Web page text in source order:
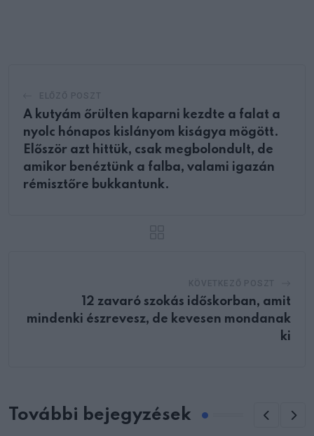
A kutyám őrülten kaparni kezdte a falat a
nyolc hónapos kislányom kiságya mögött.
Először azt hittük, csak megbolondult, de
amikor benéztünk a falba, valami igazán
rémisztőre bukkantunk.
12 zavaró szokás időskorban, amit
mindenki észrevesz, de kevesen mondanak
ki
További bejegyzések